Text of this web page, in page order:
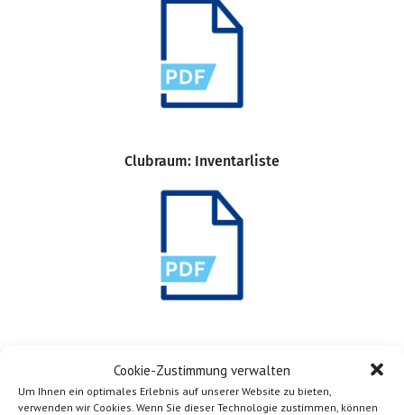
Cookie-Zustimmung verwalten
Um Ihnen ein optimales Erlebnis auf unserer Website zu bieten,
verwenden wir Cookies. Wenn Sie dieser Technologie zustimmen, können
Clubraum: Inventarliste